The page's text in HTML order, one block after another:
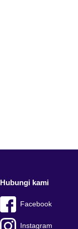
Hubungi kami
Facebook
Instagram